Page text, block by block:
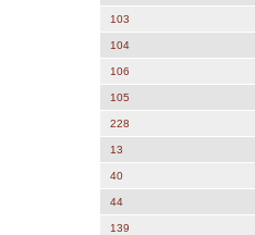
103
104
106
105
228
13
40
44
139